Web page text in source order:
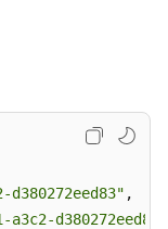
d380272eed83" ,
d380272eed88"